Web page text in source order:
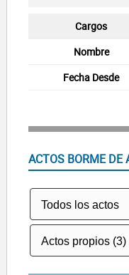
ACTOS BORME DE